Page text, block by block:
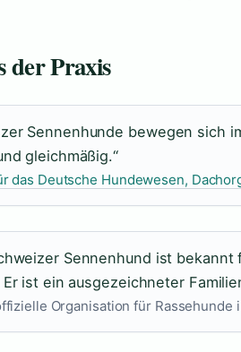
der Praxis
Sennenhunde bewegen sich
gleichmäßig.“
das Deutsche Hundewesen,
Sennenhund ist
ist ein ausgezeichneter
Organisation für Rassehunde